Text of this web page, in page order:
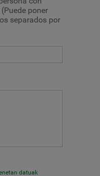
poner
separados por
datuak